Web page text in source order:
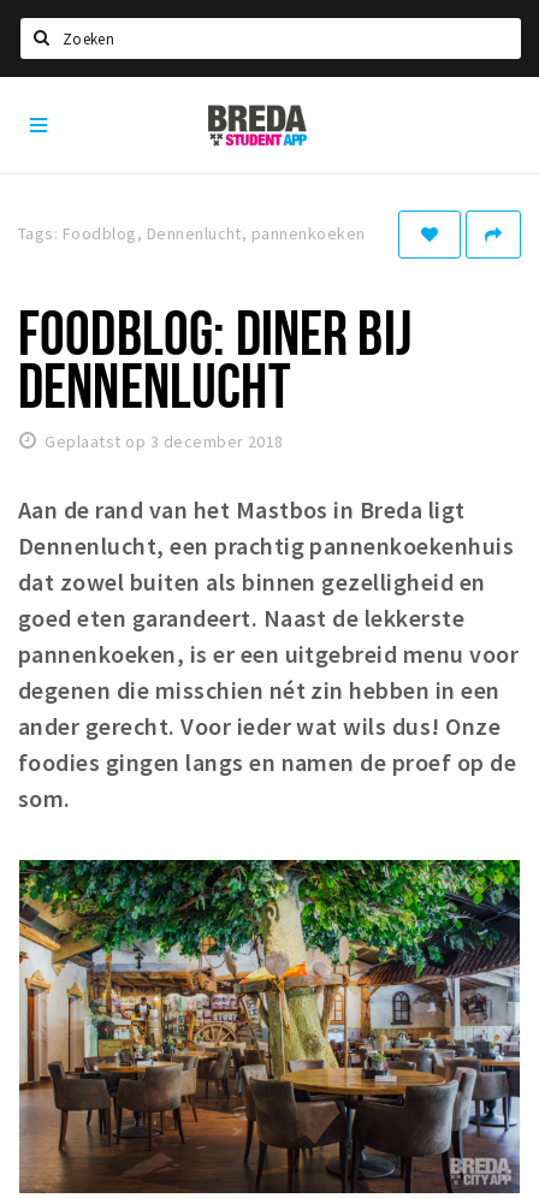
HOME
Studentenverenigingen
Studentenraad
Studentenroutes
New in town? Check FAQ!
WONEN
Woonruimte
Inschrijven gemeente
Zorgverzekering
Huisarts en eerste hulp
Q&A
KORTING
Breda Student Shop
VRIJE TIJD
Sport
Nieuws
Agenda
Bezienswaardigheden
Musea, theaters & podia
Uitjes & activiteiten
Studentenroutes
Breda
Student
Tags: Foodblog, Dennenlucht, pannenkoeken
FOODBLOG: DINER BIJ
DENNENLUCHT
Geplaatst op 3 december 2018
Aan de rand van het Mastbos in Breda ligt
Dennenlucht, een prachtig pannenkoekenhuis
dat zowel buiten als binnen gezelligheid en
goed eten garandeert. Naast de lekkerste
pannenkoeken, is er een uitgebreid menu voor
degenen die misschien nét zin hebben in een
ander gerecht. Voor ieder wat wils dus! Onze
foodies gingen langs en namen de proef op de
som.